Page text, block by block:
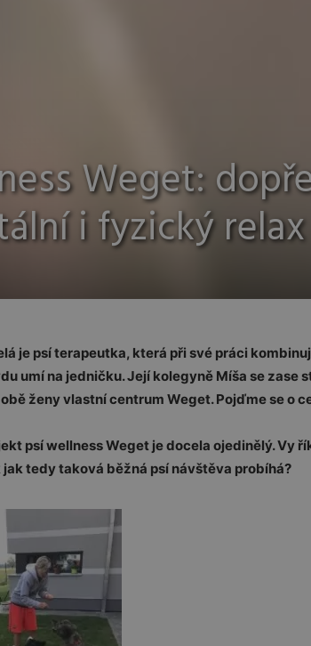
Weget:
i fyzický relax
je psí terapeutka, která při své práci
umí na jedničku. Její kolegyně Míša se zase
ženy vlastní centrum Weget. Pojďme se o
psí wellness Weget je docela ojedinělý. Vy
jak tedy taková běžná psí návštěva probíhá?